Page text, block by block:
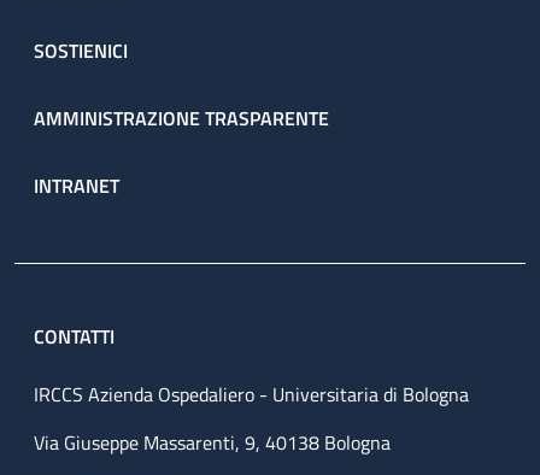
SOSTIENICI
AMMINISTRAZIONE TRASPARENTE
INTRANET
CONTATTI
IRCCS Azienda Ospedaliero - Universitaria di Bologna
Via Giuseppe Massarenti, 9, 40138 Bologna